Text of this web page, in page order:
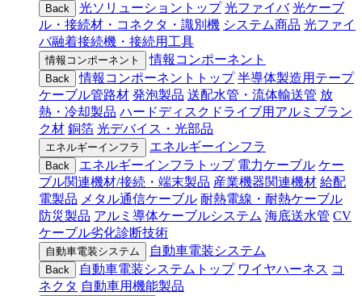
Back 光ソリューショントップ 光ファイバ 光ケーブ
ル・接続材・コネクタ・識別機 システム商品 光ファイ
バ融着接続機・接続用工具
情報コンポーネント 情報コンポーネント
Back 情報コンポーネントトップ 半導体製造用テープ
ケーブル管路材 発泡製品 送配水管・流体輸送管 放
熱・冷却製品 ハードディスクドライブ用アルミブラン
ク材 銅箔 光デバイス・光部品
エネルギーインフラ エネルギーインフラ
Back エネルギーインフラトップ 電力ケーブル ケー
ブル関連機材/接続・端末製品 産業機器関連機材 給配
電製品 メタル通信ケーブル 耐熱電線・耐熱ケーブル
防災製品 アルミ導体ケーブルシステム 海底送水管 CV
ケーブル劣化診断技術
自動車電装システム 自動車電装システム
Back 自動車電装システムトップ ワイヤハーネス コ
ネクタ 自動車用機能製品